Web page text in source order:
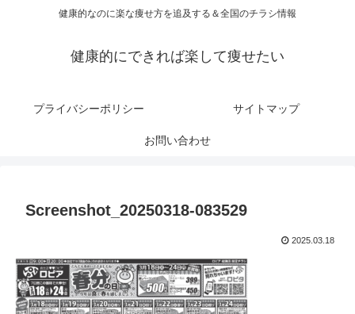
健康的なのに楽な痩せ方を追及する＆全国のチラシ情報
健康的にできれば楽して痩せたい
プライバシーポリシー サイトマップ
お問い合わせ
Screenshot_20250318-083529
2025.03.18